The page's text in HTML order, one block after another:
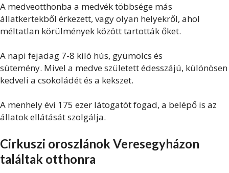
A medveotthonba a medvék többsége más
állatkertekből érkezett, vagy olyan helyekről, ahol
méltatlan körülmények között tartották őket.
A napi fejadag 7-8 kiló hús, gyümölcs és
sütemény. Mivel a medve született édesszájú, különösen
kedveli a csokoládét és a kekszet.
A menhely évi 175 ezer látogatót fogad, a belépő is az
állatok ellátását szolgálja.
Cirkuszi oroszlánok Veresegyházon
találtak otthonra